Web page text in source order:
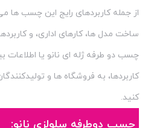
از جمله کاربردهای رایج این چسب ها
ساخت مدل ها، کارهای اداری، و
چسب دو طرفه ژله ای نانو یا اطلاعات
کاربردها، به فروشگاه ها و
کنید.
چسب دوطرفه سلولزی نانو: